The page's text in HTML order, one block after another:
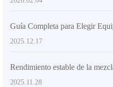
2025.12.17
2025.11.28